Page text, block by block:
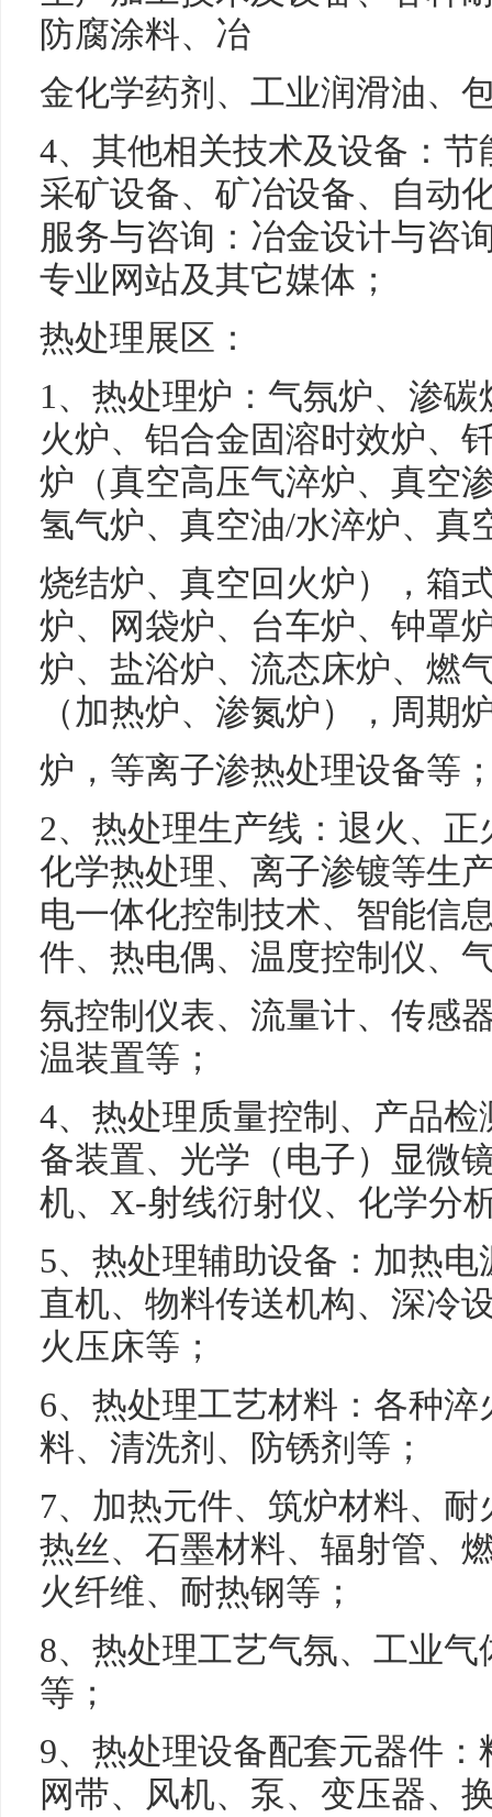
防腐涂料、冶
金化学药剂、工业润滑油、
4、其他相关技术及设备：
采矿设备、矿冶设备、自动
服务与咨询：冶金设计与咨
专业网站及其它媒体；
热处理展区：
1、热处理炉：气氛炉、渗
火炉、铝合金固溶时效炉、
炉（真空高压气淬炉、真空
氢气炉、真空油/水淬炉、真
烧结炉、真空回火炉），箱
炉、网袋炉、台车炉、钟罩
炉、盐浴炉、流态床炉、燃
（加热炉、渗氮炉），周期
炉，等离子渗热处理设备等
2、热处理生产线：退火、
化学热处理、离子渗镀等生
电一体化控制技术、智能信
件、热电偶、温度控制仪、
氛控制仪表、流量计、传感
温装置等；
4、热处理质量控制、产品
备装置、光学（电子）显微
机、X-射线衍射仪、化学分
5、热处理辅助设备：加热
直机、物料传送机构、深冷
火压床等；
6、热处理工艺材料：各种
料、清洗剂、防锈剂等；
7、加热元件、筑炉材料、
热丝、石墨材料、辐射管、
火纤维、耐热钢等；
8、热处理工艺气氛、工业
等；
9、热处理设备配套元器件
网带、风机、泵、变压器、